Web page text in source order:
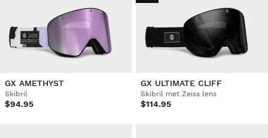
GX AMETHYST
Skibril
$94.95
GX ULTIMATE CLIFF
Skibril met Zeiss lens
$114.95